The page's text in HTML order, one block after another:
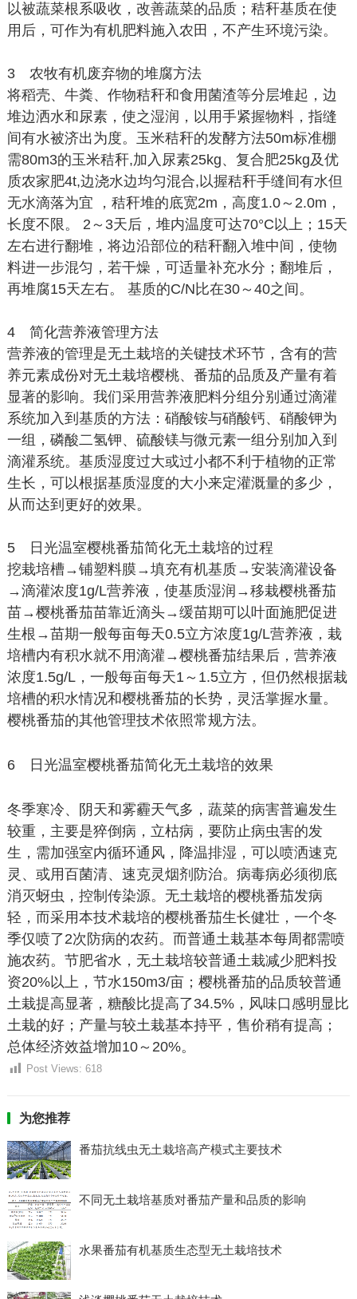
以被蔬菜根系吸收，改善蔬菜的品质；秸秆基质在使
用后，可作为有机肥料施入农田，不产生环境污染。
3 农牧有机废弃物的堆腐方法
将稻壳、牛粪、作物秸秆和食用菌渣等分层堆起，边
堆边洒水和尿素，使之湿润，以用手紧握物料，指缝
间有水被济出为度。玉米秸秆的发酵方法50m标准棚
需80m3的玉米秸秆,加入尿素25kg、复合肥25kg及优
质农家肥4t,边浇水边均匀混合,以握秸秆手缝间有水但
无水滴落为宜 ，秸秆堆的底宽2m，高度1.0～2.0m，
长度不限。 2～3天后，堆内温度可达70°C以上；15天
左右进行翻堆，将边沿部位的秸秆翻入堆中间，使物
料进一步混匀，若干燥，可适量补充水分；翻堆后，
再堆腐15天左右。 基质的C/N比在30～40之间。
4 简化营养液管理方法
营养液的管理是无土栽培的关键技术环节，含有的营
养元素成份对无土栽培樱桃、番茄的品质及产量有着
显著的影响。我们采用营养液肥料分组分别通过滴灌
系统加入到基质的方法：硝酸铵与硝酸钙、硝酸钾为
一组，磷酸二氢钾、硫酸镁与微元素一组分别加入到
滴灌系统。基质湿度过大或过小都不利于植物的正常
生长，可以根据基质湿度的大小来定灌溉量的多少，
从而达到更好的效果。
5 日光温室樱桃番茄简化无土栽培的过程
挖栽培槽→铺塑料膜→填充有机基质→安装滴灌设备
→滴灌浓度1g/L营养液，使基质湿润→移栽樱桃番茄
苗→樱桃番茄苗靠近滴头→缓苗期可以叶面施肥促进
生根→苗期一般每亩每天0.5立方浓度1g/L营养液，栽
培槽内有积水就不用滴灌→樱桃番茄结果后，营养液
浓度1.5g/L，一般每亩每天1～1.5立方，但仍然根据栽
培槽的积水情况和樱桃番茄的长势，灵活掌握水量。
樱桃番茄的其他管理技术依照常规方法。
6 日光温室樱桃番茄简化无土栽培的效果
冬季寒冷、阴天和雾霾天气多，蔬菜的病害普遍发生
较重，主要是猝倒病，立枯病，要防止病虫害的发
生，需加强室内循环通风，降温排湿，可以喷洒速克
灵、或用百菌清、速克灵烟剂防治。病毒病必须彻底
消灭蚜虫，控制传染源。无土栽培的樱桃番茄发病
轻，而采用本技术栽培的樱桃番茄生长健壮，一个冬
季仅喷了2次防病的农药。而普通土栽基本每周都需喷
施农药。节肥省水，无土栽培较普通土栽减少肥料投
资20%以上，节水150m3/亩；樱桃番茄的品质较普通
土栽提高显著，糖酸比提高了34.5%，风味口感明显比
土栽的好；产量与较土栽基本持平，售价稍有提高；
总体经济效益增加10～20%。
Post Views: 618
为您推荐
番茄抗线虫无土栽培高产模式主要技术
不同无土栽培基质对番茄产量和品质的影响
水果番茄有机基质生态型无土栽培技术